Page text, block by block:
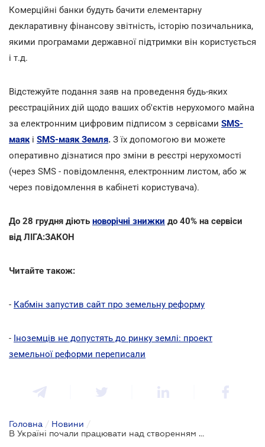
Комерційні банки будуть бачити елементарну
декларативну фінансову звітність, історію позичальника,
якими програмами державної підтримки він користується
і т.д.
Відстежуйте подання заяв на проведення будь-яких
реєстраційних дій щодо ваших об'єктів нерухомого майна
за електронним цифровим підписом з сервісами SMS-
маякі SMS-маяк Земля. З їх допомогою ви можете
оперативно дізнатися про зміни в реєстрі нерухомості
(через SMS - повідомлення, електронним листом, або ж
через повідомлення в кабінеті користувача).
До 28 грудня діють новорічні знижки до 40% на сервіси
від ЛІГА:ЗАКОН
Читайте також:
- Кабмін запустив сайт про земельну реформу
- Іноземців не допустять до ринку землі: проект
земельної реформи переписали
Головна / Новини /
В Україні почали працювати над створенням Аграрного реєстру